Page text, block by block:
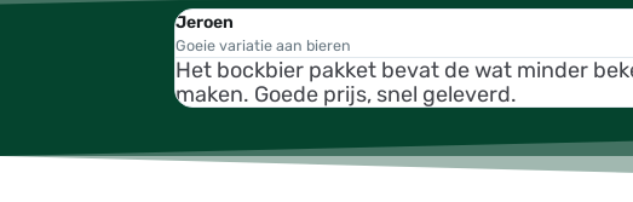
Jeroen
Goeie variatie aan bieren
Het bockbier pakket bevat de wat minder
maken. Goede prijs, snel geleverd.